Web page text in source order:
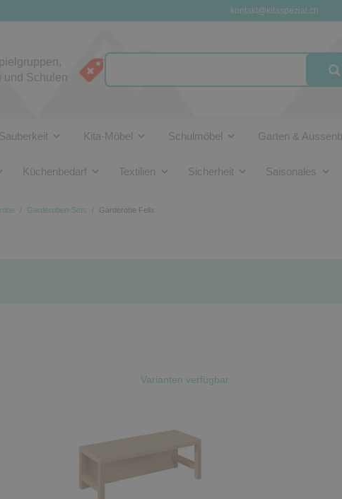
kontakt@kitaspezial.ch
und Schulen
Kita-Möbel Schulmöbel Garten &
Küchenbedarf Textilien Sicherheit Saisonales
Garderoben-Sets Garderobe Felix
Varianten verfügbar